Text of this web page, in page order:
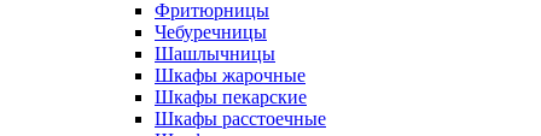
Фритюрницы
Чебуречницы
Шашлычницы
Шкафы жарочные
Шкафы пекарские
Шкафы расстоечные